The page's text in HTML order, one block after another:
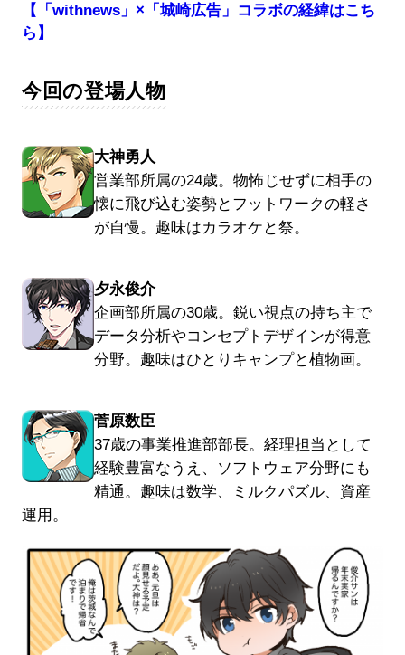
【「withnews」×「城崎広告」コラボの経緯はこち
ら】
今回の登場人物
大神勇人
営業部所属の24歳。物怖じせずに相手の
懐に飛び込む姿勢とフットワークの軽さ
が自慢。趣味はカラオケと祭。
夕永俊介
企画部所属の30歳。鋭い視点の持ち主で
データ分析やコンセプトデザインが得意
分野。趣味はひとりキャンプと植物画。
菅原数臣
37歳の事業推進部部長。経理担当として
経験豊富なうえ、ソフトウェア分野にも
精通。趣味は数学、ミルクパズル、資産
運用。